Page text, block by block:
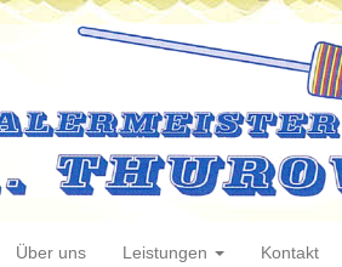
Über uns Leistungen Kontakt